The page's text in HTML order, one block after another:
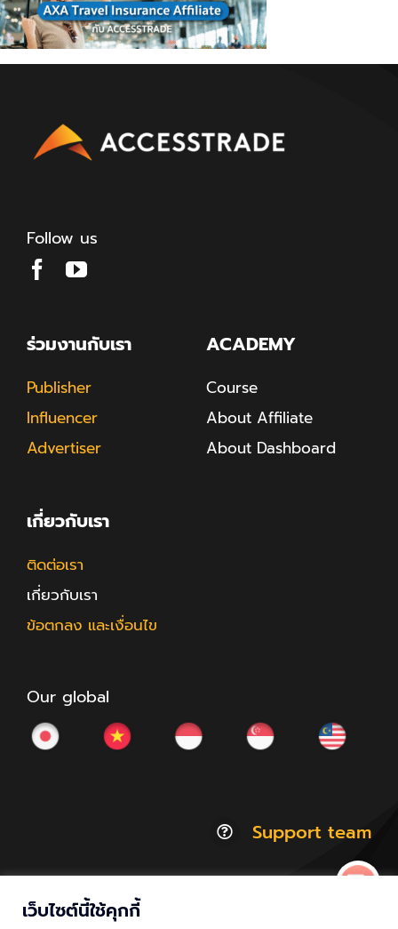
Follow us
ร่วมงานกับเรา
Publisher
Influencer
Advertiser
ACADEMY
Course
About Affiliate
About Dashboard
เกี่ยวกับเรา
ติดต่อเรา
เกี่ยวกับเรา
ข้อตกลง และเงื่อนไข
Our global
Support team
เว็บไซต์นี้ใช้คุกกี้